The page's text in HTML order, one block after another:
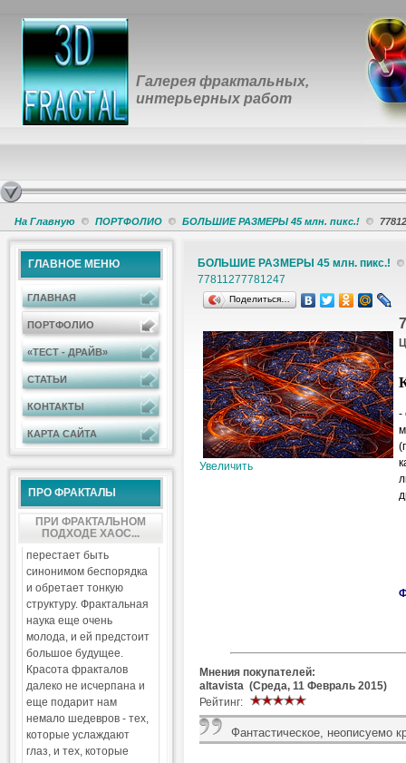
Галерея фрактальных,
интерьерных работ
На Главную ПОРТФОЛИО БОЛЬШИЕ РАЗМЕРЫ 45 млн. пикс.!
ГЛАВНОЕ МЕНЮ
ГЛАВНАЯ
ПОРТФОЛИО
«ТЕСТ - ДРАЙВ»
СТАТЬИ
КОНТАКТЫ
КАРТА САЙТА
ПРО ФРАКТАЛЫ
ПРИ ФРАКТАЛЬНОМ
ПОДХОДЕ ХАОС...
перестает быть
синонимом беспорядка
и обретает тонкую
структуру. Фрактальная
наука еще очень
молода, и ей предстоит
большое будущее.
Красота фракталов
далеко не исчерпана и
еще подарит нам
немало шедевров - тех,
которые услаждают
глаз, и тех, которые
БОЛЬШИЕ РАЗМЕРЫ 45 млн. пикс.!
77811277781247
Поделиться…
Увеличить
-
Мнения покупателей:
altavista (Среда, 11 Февраль 2015)
Рейтинг:
Фантастическое, неописуемо